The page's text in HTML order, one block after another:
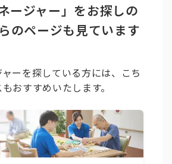
ージャー」をお探しの
のページも見ています
ーを探している方には、こち
おすすめいたします。